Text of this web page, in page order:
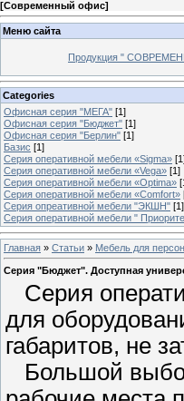
[Современный офис]
Меню сайта
Продукция "
Categories
Офисная серия "МЕГА" [1]
Офисная серия "Бюджет" [1]
Офисная серия "Берлин" [1]
Базис [1]
Серия оперативной мебели «Sigma» [1]
Серия оперативной мебели «Vega» [1]
Серия оперативной мебели «Optima»
Серия оперативной мебели «Comfort»
Серия опреативной мебели "ЭКШН" [1]
Серия оперативной мебели "
Главная » Статьи » Мебель для
Серия "Бюджет". Доступная
Серия
для
габаритов, не
Большой